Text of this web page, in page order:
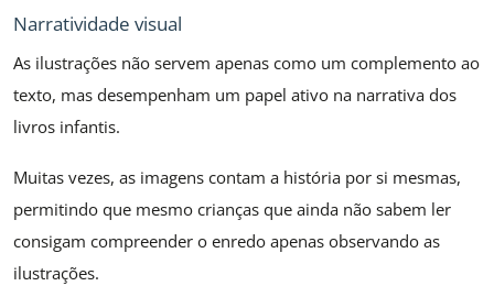
Narratividade visual
As ilustrações não servem apenas como um complemento ao
texto, mas desempenham um papel ativo na narrativa dos
livros infantis.
Muitas vezes, as imagens contam a história por si mesmas,
permitindo que mesmo crianças que ainda não sabem ler
consigam compreender o enredo apenas observando as
ilustrações.